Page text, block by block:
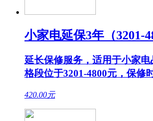
小家电延保3年（3201-
延长保修服务，适用于小家
格段位于3201-4800元，保修
420.00元